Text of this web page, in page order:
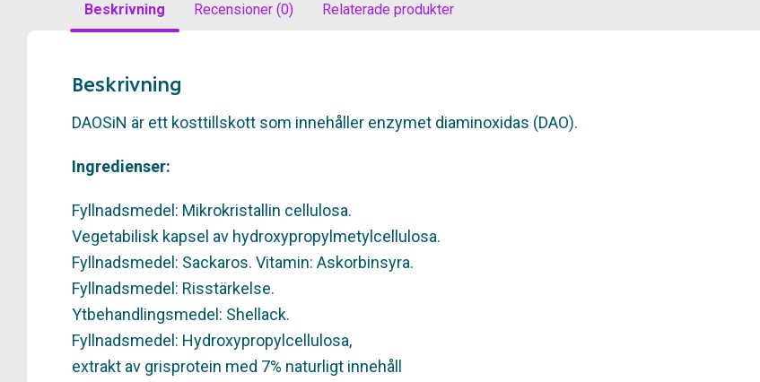
Beskrivning Recensioner (0) Relaterade produkter
Beskrivning
DAOSiN är ett kosttillskott som innehåller enzymet diaminoxidas (DAO).
Ingredienser:
Fyllnadsmedel: Mikrokristallin cellulosa.
Vegetabilisk kapsel av hydroxypropylmetylcellulosa.
Fyllnadsmedel: Sackaros. Vitamin: Askorbinsyra.
Fyllnadsmedel: Risstärkelse.
Ytbehandlingsmedel: Shellack.
Fyllnadsmedel: Hydroxypropylcellulosa,
extrakt av grisprotein med 7% naturligt innehåll